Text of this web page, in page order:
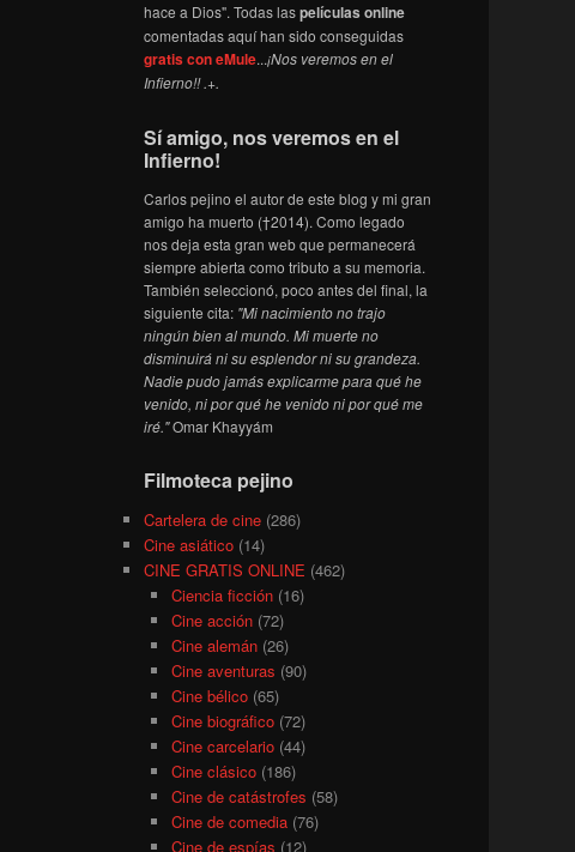
hace a Dios". Todas laspelículas online
comentadas aquí han sido conseguidas
gratis con eMule...¡Nos veremos en el
Infierno!! .+.
Sí amigo, nos veremos en el
Infierno!
Carlos pejino el autor de este blog y mi gran
amigo ha muerto (†2014). Como legado
nos deja esta gran web que permanecerá
siempre abierta como tributo a su memoria.
También seleccionó, poco antes del final, la
siguiente cita: "Mi nacimiento no trajo
ningún bien al mundo. Mi muerte no
disminuirá ni su esplendor ni su grandeza.
Nadie pudo jamás explicarme para qué he
venido, ni por qué he venido ni por qué me
iré."Omar Khayyám
Filmoteca pejino
Cartelera de cine (286)
Cine asiático (14)
CINE GRATIS ONLINE (462)
Ciencia ficción(16)
Cine acción(72)
Cine alemán(26)
Cine aventuras (90)
Cine bélico(65)
Cine biográfico(72)
Cine carcelario(44)
Cine clásico(186)
Cine de catástrofes (58)
Cine de comedia(76)
Cine de espías (12)